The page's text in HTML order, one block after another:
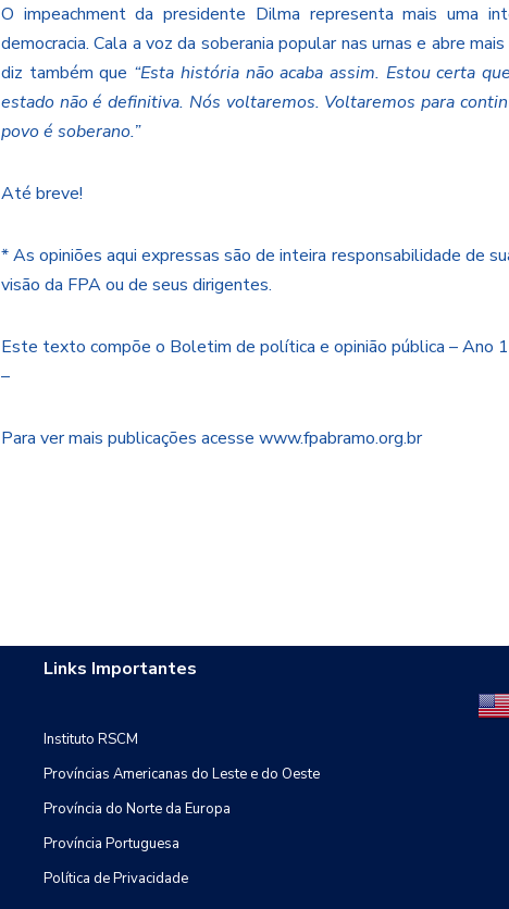
O impeachment da presidente Dilma representa mais uma
democracia. Cala a voz da soberania popular nas urnas e abre
diz também que “Esta história não acaba assim. Estou certa
estado não é definitiva. Nós voltaremos. Voltaremos para
povo é soberano.”
Até breve!
* As opiniões aqui expressas são de inteira responsabilidade de
visão da FPA ou de seus dirigentes.
Este texto compõe o Boletim de política e opinião pública – Ano
–
Para ver mais publicações acesse www.fpabramo.org.br
Links Importantes
Instituto RSCM
Províncias Americanas do Leste e do Oeste
Província do Norte da Europa
Província Portuguesa
Política de Privacidade